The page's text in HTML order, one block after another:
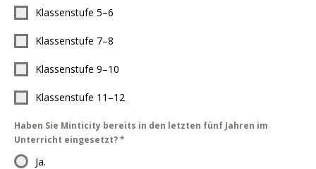
Klassenstufe 5–6
Klassenstufe 7–8
Klassenstufe 9–10
Klassenstufe 11–12
Haben Sie Minticity bereits in den letzten fünf Jahren im
Unterricht eingesetzt?*
Ja.